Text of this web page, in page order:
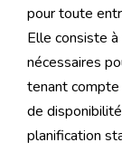
pour toute
Elle consiste
nécessaires
tenant
de
planification